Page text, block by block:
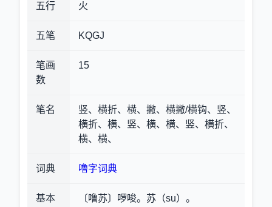
五行 火
五笔 KQGJ
笔画
数
15
笔名
竖、横折、横、撇、横撇/横钩、竖、
横折、横、竖、横、横、竖、横折、
横、横、
词典 噜字词典
基本
〔噜苏〕啰唆。苏（su）。